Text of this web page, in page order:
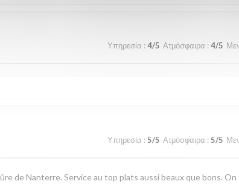
Υπηρεσία : 4/5 Ατμόσφαιρα : 4/5
Υπηρεσία : 5/5 Ατμόσφαιρα : 5/5
de Nanterre. Service au top plats aussi beaux que bons. On